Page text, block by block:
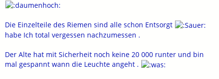
Die Einzelteile des Riemen sind alle schon Entsorgt
habe Ich total vergessen nachzumessen .
Der Alte hat mit Sicherheit noch keine 20 000 runter und bin
mal gespannt wann die Leuchte angeht .